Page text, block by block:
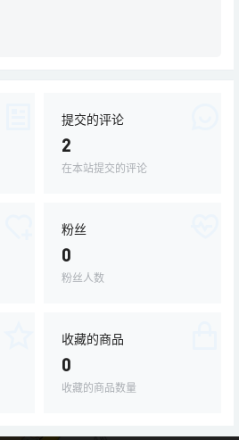
提交的评论
2
在本站提交的评论
粉丝
0
粉丝人数
收藏的商品
0
收藏的商品数量